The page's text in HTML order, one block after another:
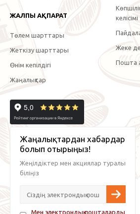
ЖАЛПЫ АҚПАРАТ
Төлем шарттары
Жеткізу шарттары
Өнім кепілдігі
Жаңалықтар
келісімі
Жеке
Пошта
Жаңалықтардан хабардар
болып отырыңыз!
Жеңілдіктер мен акциялар туралы
біліңіз
Мен электрондық пошталарды